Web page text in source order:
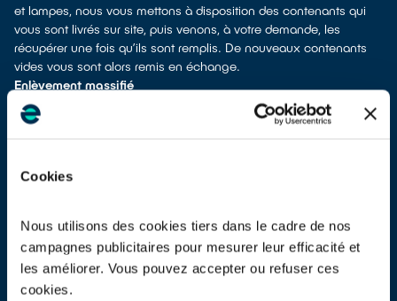
Cookies
Nous utilisons des cookies tiers dans le cadre de nos
campagnes publicitaires pour mesurer leur efficacité et
les améliorer. Vous pouvez accepter ou refuser ces
cookies.
et lampes, nous vous mettons à disposition des contenants qui
vous sont livrés sur site, puis venons, à votre demande, les
récupérer une fois qu’ils sont remplis. De nouveaux contenants
vides vous sont alors remis en échange.
Enlèvement massifié
Pour faire enlever ponctuellement des volumes supérieurs à 30m
de DEEE, nous vous fournissons une benne ou récupérons les
Nous instruirons votre demande à partir d’une liste de pièces pré-
plus, nous vous invitons à contacter Emmanuel Bellier,
Responsable Nationale Développement auprès des
Gestionnaires.